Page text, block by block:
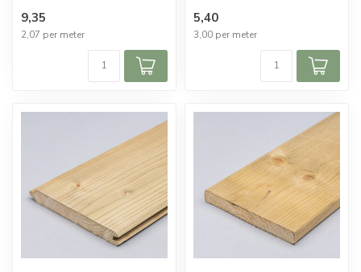
9,35
2,07 per meter
5,40
3,00 per meter